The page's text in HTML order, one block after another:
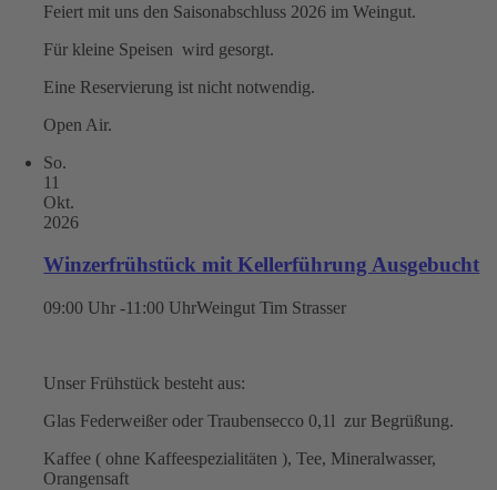
Feiert mit uns den Saisonabschluss 2026 im Weingut.
Für kleine Speisen wird gesorgt.
Eine Reservierung ist nicht notwendig.
Open Air.
So.
11
Okt.
2026
Winzerfrühstück mit Kellerführung Ausgebucht
09:00 Uhr -11:00 UhrWeingut Tim Strasser
Unser Frühstück besteht aus:
Glas Federweißer oder Traubensecco 0,1l zur Begrüßung.
Kaffee ( ohne Kaffeespezialitäten ), Tee, Mineralwasser,
Orangensaft